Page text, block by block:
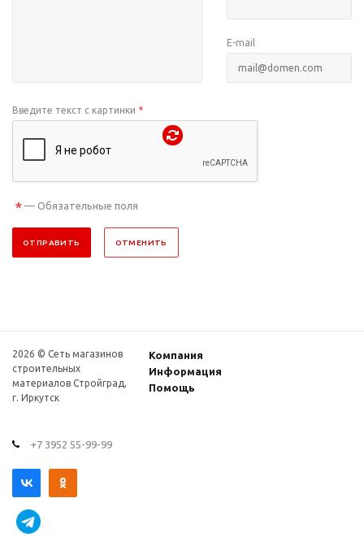
E-mail
Введите текст с картинки *
* — Обязательные поля
ОТПРАВИТЬ ОТМЕНИТЬ
2026 © Сеть магазинов
строительных
материалов Стройград,
г. Иркутск
Компания
Информация
Помощь
+7 3952 55-99-99